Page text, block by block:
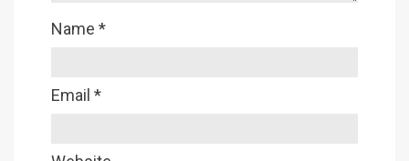
Name *
Email *